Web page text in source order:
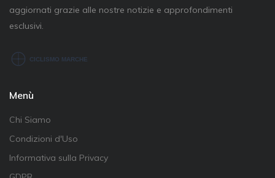
aggiornati grazie alle nostre notizie e approfondimenti
esclusivi.
Menù
Chi Siamo
Condizioni d'Uso
Informativa sulla Privacy